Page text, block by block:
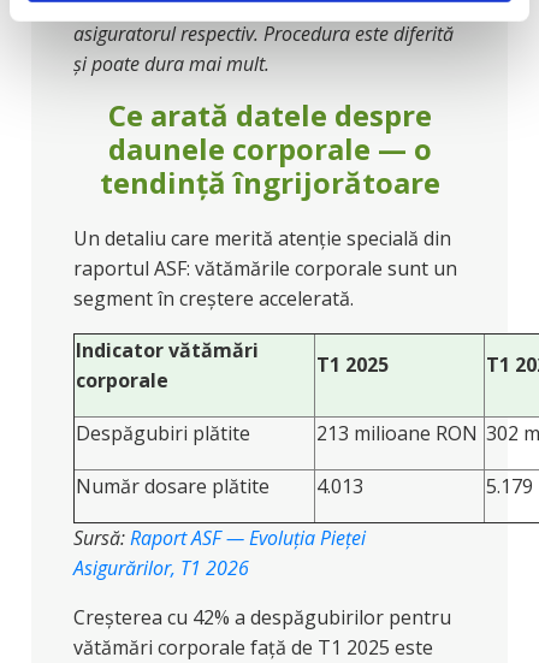
asiguratorul respectiv. Procedura este diferită
și poate dura mai mult.
Ce arată datele despre
daunele corporale — o
tendință îngrijorătoare
Un detaliu care merită atenție specială din
raportul ASF: vătămările corporale sunt un
segment în creștere accelerată.
Indicator vătămări
corporale
T1 2025 T1
Despăgubiri plătite 213 milioane RON 302
Număr dosare plătite
4.013
5.179
Sursă:Raport ASF — Evoluția Pieței
Asigurărilor, T1 2026
Creșterea cu 42% a despăgubirilor pentru
vătămări corporale față de T1 2025 este